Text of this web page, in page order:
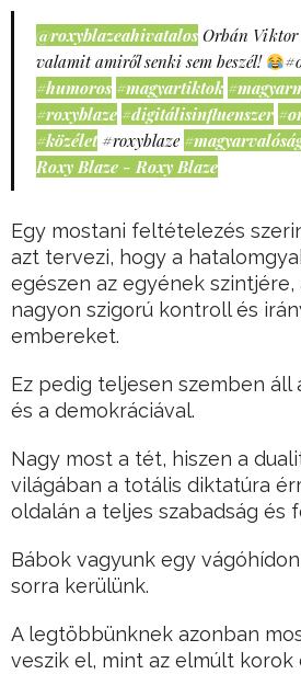
@roxyblazeahivatalos Orbán
valamit amiről senki sem beszél!
#humoros #magyartiktok
#roxyblaze #digitálisinfluenszer
#közélet #roxyblaze
Roxy Blaze - Roxy Blaze
Egy mostani feltételezés
azt tervezi, hogy a
egészen az egyének
nagyon szigorú kontroll és
embereket.
Ez pedig teljesen szemben áll
és a demokráciával.
Nagy most a tét, hiszen a
világában a totális diktatúra
oldalán a teljes szabadság és
Bábok vagyunk egy
sorra kerülünk.
A legtöbbünknek azonban
veszik el, mint az elmúlt korok